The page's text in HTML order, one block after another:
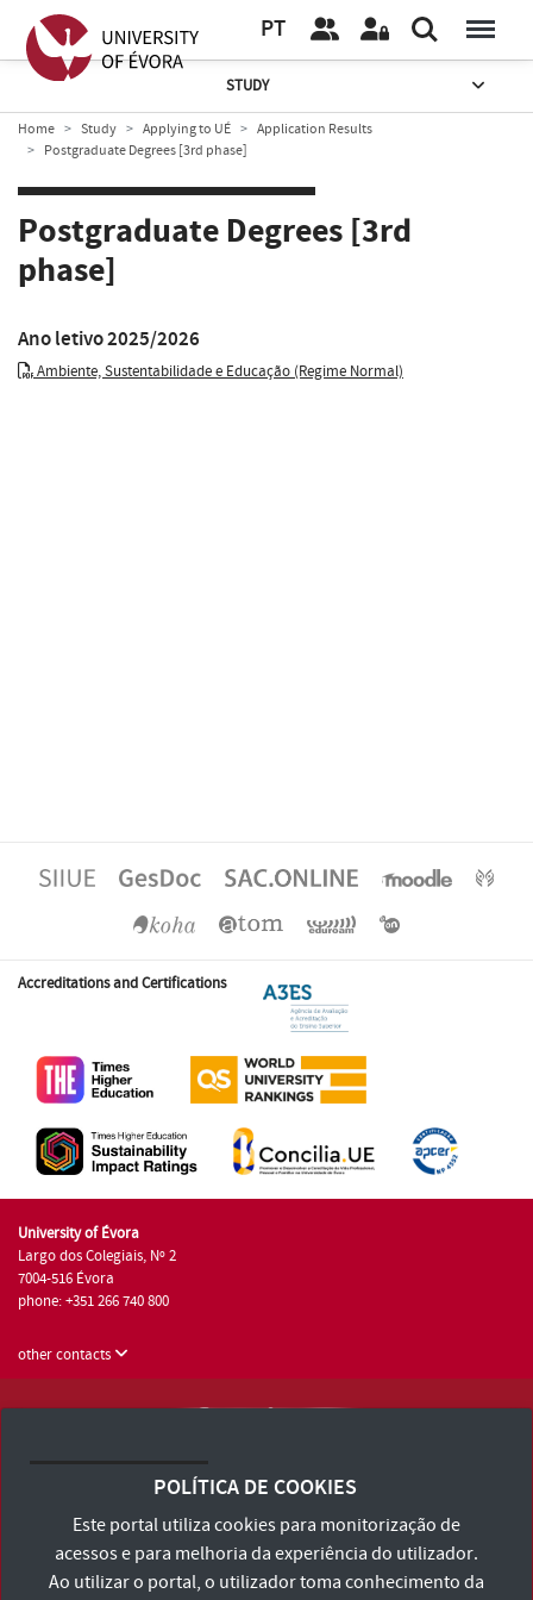
PT
STUDY
Home Study Applying to UÉ
Application Results
Postgraduate Degrees [3rd phase]
Postgraduate Degrees [3rd
phase]
Ano letivo 2025/2026
Ambiente, Sustentabilidade e Educação (Regime Normal)
Accreditations and Certifications
University of Évora
Largo dos Colegiais, Nº 2
7004-516 Évora
phone: +351 266 740 800
other contacts
Terms and Conditions and Privacy Policy
Accessibility Statement
POLÍTICA DE COOKIES
Este portal utiliza cookies para monitorização de
acessos e para melhoria da experiência do utilizador.
Ao utilizar o portal, o utilizador toma conhecimento da